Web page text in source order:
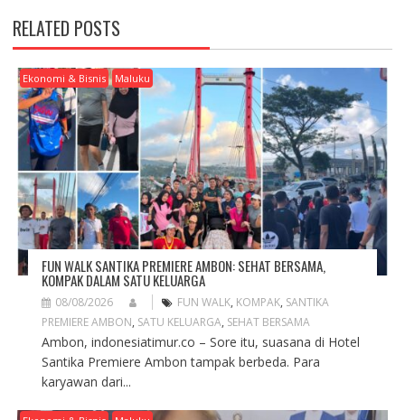
A
V
I
G
A
T
N
RELATED POSTS
Ekonomi & Bisnis Maluku
FUN WALK SANTIKA PREMIERE AMBON: SEHAT BERSAMA,
KOMPAK DALAM SATU KELUARGA
08/08/2026 FUN WALK, KOMPAK, SANTIKA
PREMIERE AMBON, SATU KELUARGA, SEHAT BERSAMA
Ambon, indonesiatimur.co – Sore itu, suasana di Hotel
Santika Premiere Ambon tampak berbeda. Para
karyawan dari...